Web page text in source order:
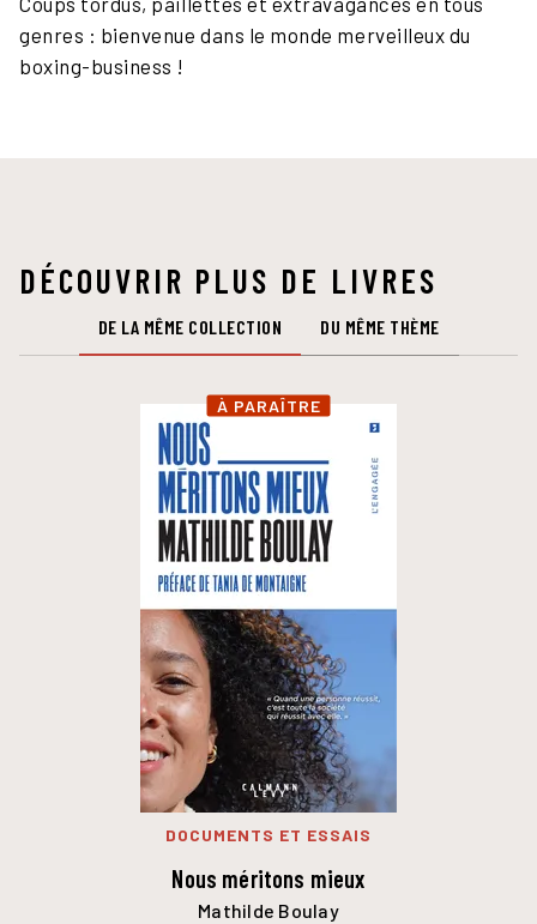
genres : bienvenue dans le monde merveilleux du
boxing-business !
DÉCOUVRIR PLUS DE LIVRES
DE LA MÊME COLLECTION DU MÊME THÈME
À PARAÎTRE
DOCUMENTS ET ESSAIS
Nous méritons mieux
Mathilde Boulay